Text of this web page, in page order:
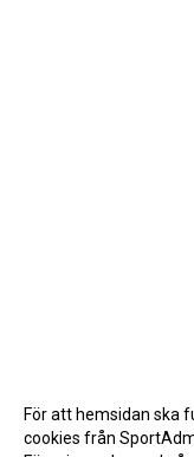
För att hemsidan ska
cookies från